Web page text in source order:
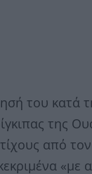
του κατά
της
από
«με